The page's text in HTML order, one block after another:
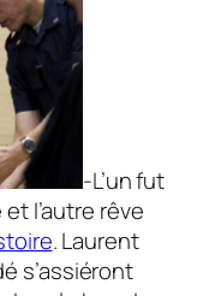
-L’un fut
l’autre rêve
. Laurent
s’assiéront